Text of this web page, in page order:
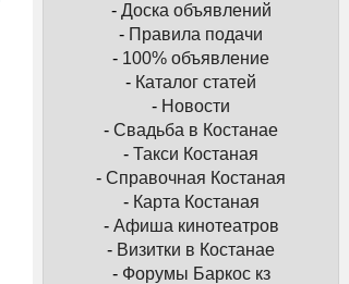
- Доска объявлений
- Правила подачи
- 100% объявление
- Каталог статей
- Новости
- Свадьба в Костанае
- Такси Костаная
- Справочная Костаная
- Карта Костаная
- Афиша кинотеатров
- Визитки в Костанае
- Форумы Баркос кз